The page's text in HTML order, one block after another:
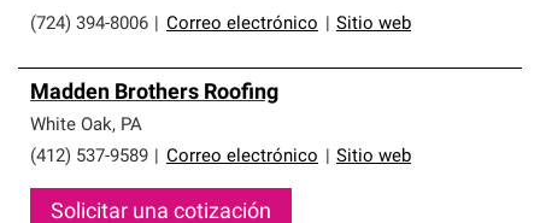
(724) 394-8006 Correo electrónico Sitio web
Madden Brothers Roofing
White Oak, PA
(412) 537-9589
Correo electrónico Sitio web
Solicitar una cotización